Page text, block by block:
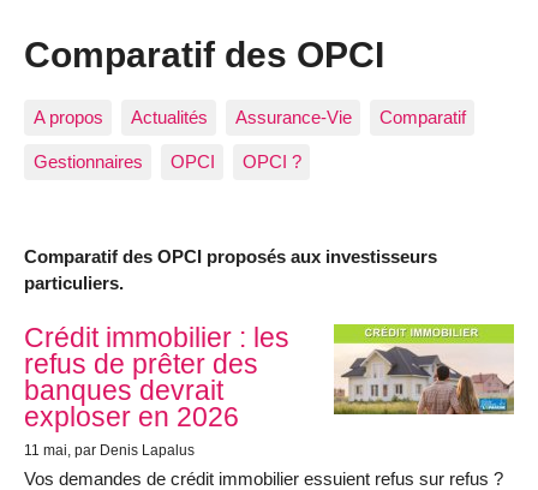
Comparatif des OPCI
A propos Actualités Assurance-Vie Comparatif
Gestionnaires OPCI OPCI ?
Comparatif des OPCI proposés aux investisseurs
particuliers.
Articles les plus récents
Crédit immobilier : les
refus de prêter des
banques devrait
exploser en 2026
11 mai , par Denis Lapalus
Vos demandes de crédit immobilier essuient refus sur refus ?